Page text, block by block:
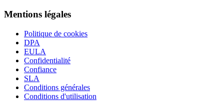
Mentions légales
Politique de cookies
DPA
EULA
Confidentialité
Confiance
SLA
Conditions générales
Conditions d'utilisation